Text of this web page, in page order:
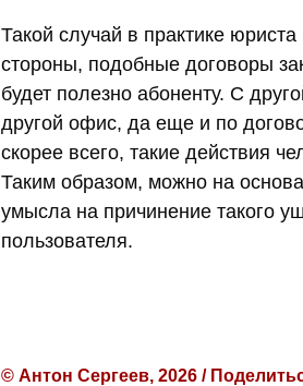
Такой случай в практике
стороны, подобные договоры
будет полезно абоненту. С
другой офис, да еще и по
скорее всего, такие действия
Таким образом, можно на
умысла на причинение такого
пользователя.
© Антон Сергеев, 2026 /